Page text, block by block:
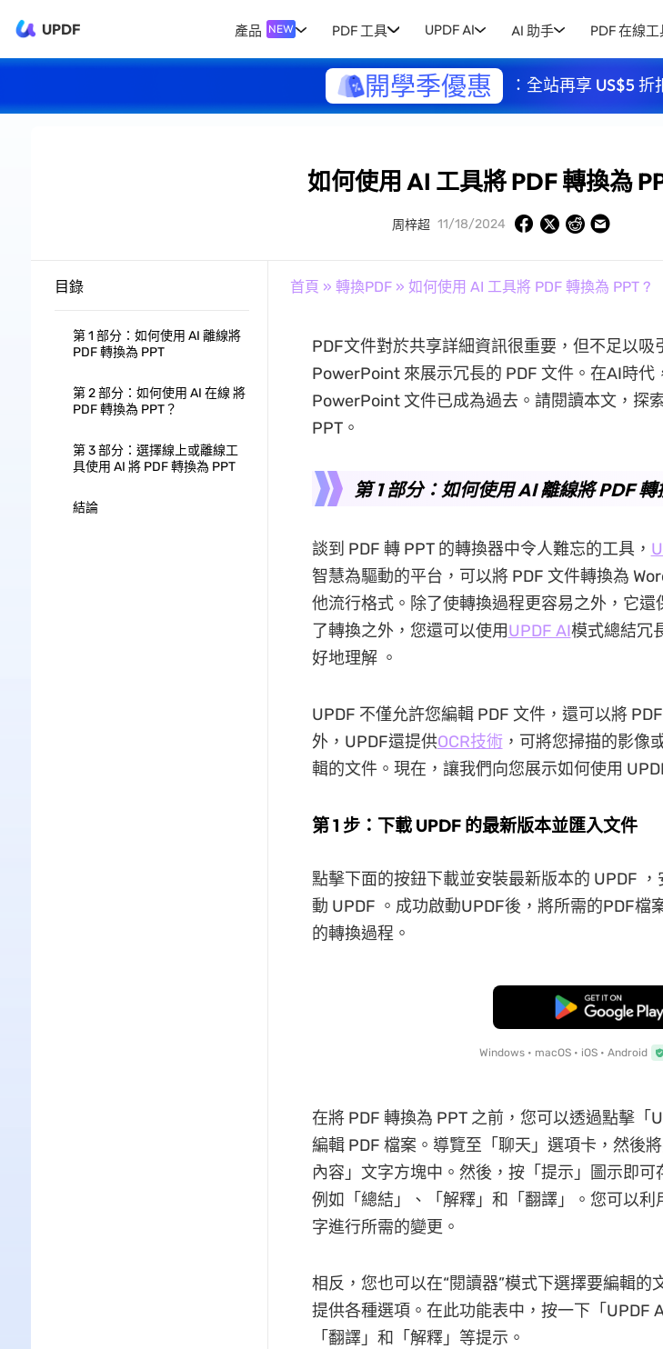
UPDF 產品 NEW PDF 工具 UPDF AI AI 助手 PDF 在線工
開學季優惠 ：全站再享 US$5 折
如何使用 AI 工具將 PDF 轉換為
周梓超 11/18/2024
目錄
第 1 部分：如何使用 AI 離線將
PDF 轉換為 PPT
第 2 部分：如何使用 AI 在線 將
PDF 轉換為 PPT？
第 3 部分：選擇線上或離線工
具使用 AI 將 PDF 轉換為 PPT
結論
首頁 » 轉換PDF» 如何使用 AI 工具將 PDF 轉換為 PPT ?
PDF文件對於共享詳細資訊很重要，但不足以
PowerPoint 來展示冗長的 PDF 文件。在AI時代
PowerPoint 文件已成為過去。請閱讀本文，探
PPT。
第 1 部分：如何使用 AI 離線將 PDF 轉
談到 PDF 轉 PPT 的轉換器中令人難忘的工具，
智慧為驅動的平台，可以將 PDF 文件轉換為
他流行格式。除了使轉換過程更容易之外，它
了轉換之外，您還可以使用UPDF AI模式總結冗
好地理解 。
UPDF 不僅允許您編輯 PDF 文件，還可以將
外，UPDF還提供OCR技術，可將您掃描的影像
輯的文件。現在，讓我們向您展示如何使用
第 1 步：下載 UPDF 的最新版本並匯入文件
點擊下面的按鈕下載並安裝最新版本的 UPDF
動 UPDF 。成功啟動UPDF後，將所需的PDF檔
的轉換過程。
免費下載
Windows • macOS • iOS • Android
在將 PDF 轉換為 PPT 之前，您可以透過點擊「
編輯 PDF 檔案。導覽至「聊天」選項卡，然後
內容」文字方塊中。然後，按「提示」圖示即可
例如「總結」、「解釋」和「翻譯」。您可以
字進行所需的變更。
相反，您也可以在“閱讀器”模式下選擇要編輯的
提供各種選項。在此功能表中，按一下「UPDF
「翻譯」和「解釋」等提示。